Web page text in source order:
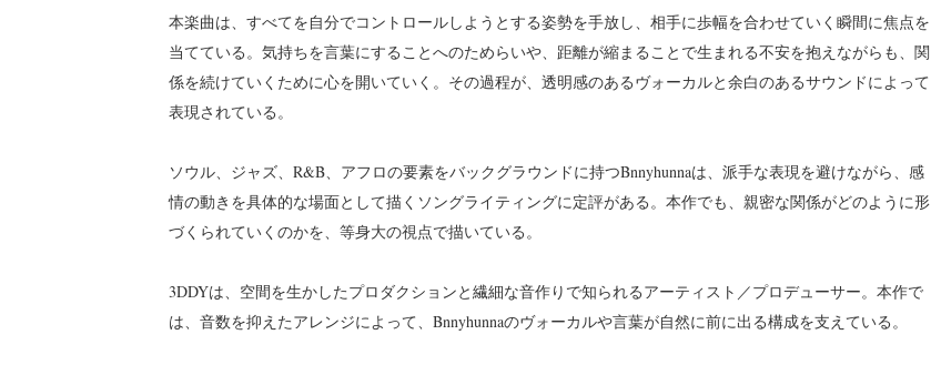
本楽曲は、すべてを自分でコントロールしようとする姿勢を手放し、相手に歩幅を合わせていく瞬間に焦点を
当てている。気持ちを言葉にすることへのためらいや、距離が縮まることで生まれる不安を抱えながらも、関
係を続けていくために心を開いていく。その過程が、透明感のあるヴォーカルと余白のあるサウンドによって
表現されている。
ソウル、ジャズ、R&B、アフロの要素をバックグラウンドに持つBnnyhunnaは、派手な表現を避けながら、感
情の動きを具体的な場面として描くソングライティングに定評がある。本作でも、親密な関係がどのように形
づくられていくのかを、等身大の視点で描いている。
3DDYは、空間を生かしたプロダクションと繊細な音作りで知られるアーティスト／プロデューサー。本作で
は、音数を抑えたアレンジによって、Bnnyhunnaのヴォーカルや言葉が自然に前に出る構成を支えている。